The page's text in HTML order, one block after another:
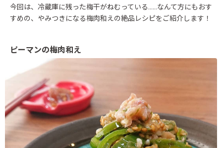
今回は、冷蔵庫に残った梅干がねむっている……なんて方にもおす
すめの、やみつきになる梅肉和えの絶品レシピをご紹介します！
ピーマンの梅肉和え